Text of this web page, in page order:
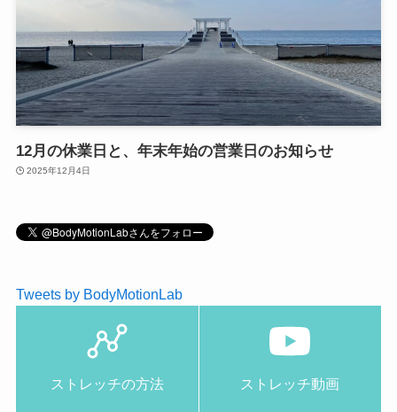
12月の休業日と、年末年始の営業日のお知らせ
2025年12月4日
Tweets by BodyMotionLab
ストレッチの方法 ストレッチ動画